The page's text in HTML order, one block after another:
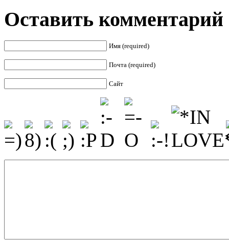
Оставить комментарий
Имя (required)
Почта (required)
Сайт